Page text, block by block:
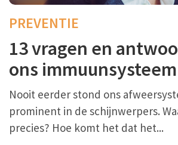
PREVENTIE
13 vragen en
ons immuunsysteem
Nooit eerder stond ons
prominent in de schijnwerpers.
precies? Hoe komt het dat het...